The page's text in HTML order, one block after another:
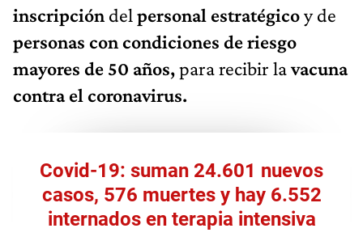
inscripción del personal estratégicoy de
personas con condiciones de riesgo
mayores de 50 años,para recibir lavacuna
contra el coronavirus.
Covid-19: suman 24.601 nuevos
casos, 576 muertes y hay 6.552
internados en terapia intensiva